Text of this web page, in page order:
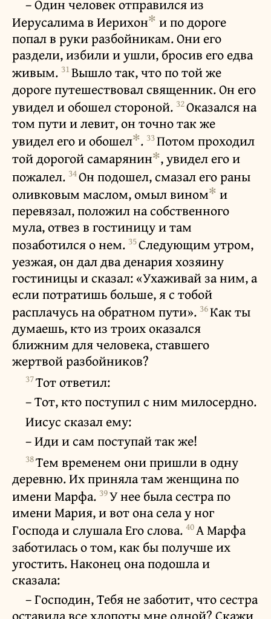
– Один человек отправился из
Иерусалима в Иерихон✻ и по дороге
попал в руки разбойникам. Они его
раздели, избили и ушли, бросив его едва
живым. 31Вышло так, что по той же
дороге путешествовал священник. Он его
увидел и обошел стороной. 32Оказался на
том пути и левит, он точно так же
увидел его и обошел✻. 33Потом проходил
той дорогой самарянин✻, увидел его и
пожалел. 34Он подошел, смазал его раны
оливковым маслом, омыл вином✻ и
перевязал, положил на собственного
мула, отвез в гостиницу и там
позаботился о нем. 35Следующим утром,
уезжая, он дал два денария хозяину
гостиницы и сказал: «Ухаживай за ним, а
если потратишь больше, я с тобой
расплачусь на обратном пути». 36Как ты
думаешь, кто из троих оказался
ближним для человека, ставшего
жертвой разбойников?
37Тот ответил:
– Тот, кто поступил с ним милосердно.
Иисус сказал ему:
– Иди и сам поступай так же!
38Тем временем они пришли в одну
деревню. Их приняла там женщина по
имени Марфа. 39У нее была сестра по
имени Мария, и вот она села у ног
Господа и слушала Его слова. 40А Марфа
заботилась о том, как бы получше их
угостить. Наконец она подошла и
сказала:
– Господин, Тебя не заботит, что сестра